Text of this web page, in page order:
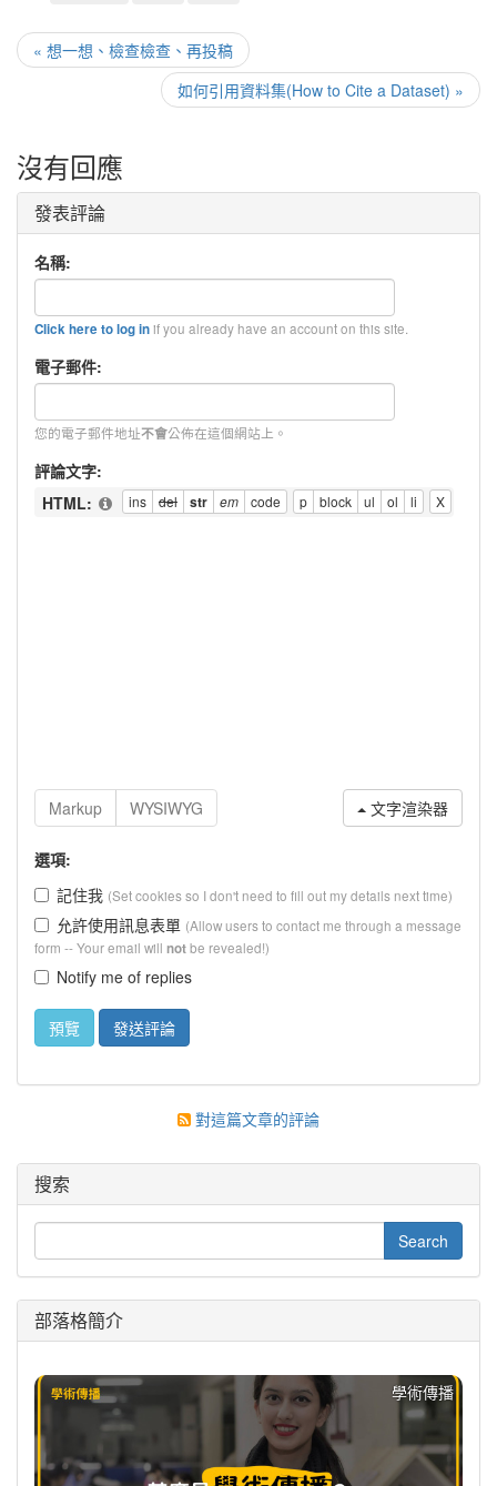
« 想一想、檢查檢查、再投稿
如何引用資料集(How to Cite a Dataset) »
沒有回應
發表評論
名稱:
Click here to log inif you already have an account on this site.
電子郵件:
您的電子郵件地址不會公佈在這個網站上。
評論文字:
HTML:
文字渲染器
選項:
記住我 (Set cookies so I don't need to fill out my details next time)
允許使用訊息表單 (Allow users to contact me through a message
form -- Your email will notbe revealed!)
Notify me of replies
對這篇文章的評論
搜索
部落格簡介
學術傳播